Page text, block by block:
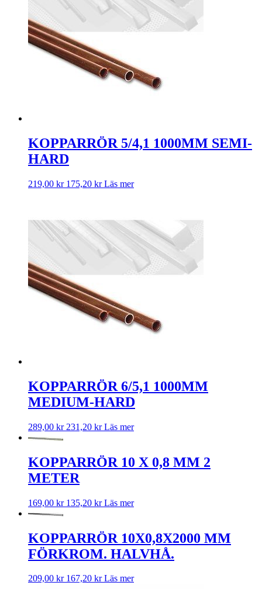
KOPPARRÖR 5/4,1 1000MM SEMI-
HARD
219,00 kr 175,20 kr Läs mer
KOPPARRÖR 6/5,1 1000MM
MEDIUM-HARD
289,00 kr 231,20 kr Läs mer
KOPPARRÖR 10 X 0,8 MM 2
METER
169,00 kr 135,20 kr Läs mer
KOPPARRÖR 10X0,8X2000 MM
FÖRKROM. HALVHÅ.
209,00 kr 167,20 kr Läs mer